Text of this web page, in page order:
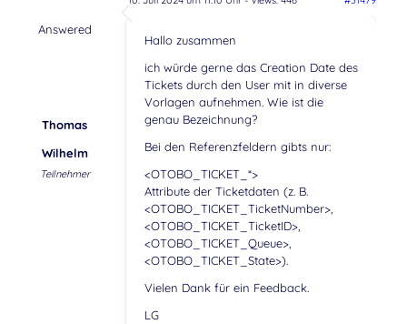
Answered
Thomas
Wilhelm
Teilnehmer
Hallo zusammen
ich würde gerne das Creation Date des
Tickets durch den User mit in diverse
Vorlagen aufnehmen. Wie ist die
genau Bezeichnung?
Bei den Referenzfeldern gibts nur:
<OTOBO_TICKET_*>
Attribute der Ticketdaten (z. B.
<OTOBO_TICKET_TicketNumber>,
<OTOBO_TICKET_TicketID>,
<OTOBO_TICKET_Queue>,
<OTOBO_TICKET_State>).
Vielen Dank für ein Feedback.
LG